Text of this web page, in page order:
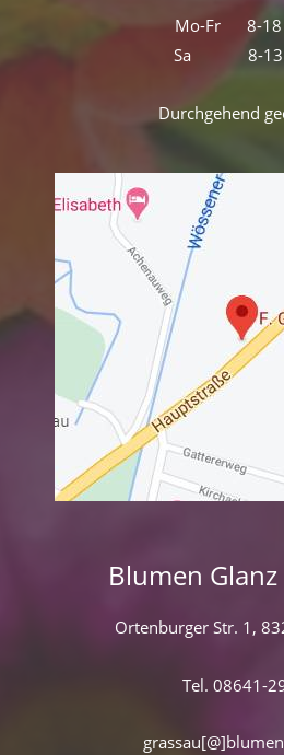
Mo-Fr 8-18
Sa 8-13
Durchgehend
Blumen Glanz
Ortenburger Str. 1,
Tel. 08641-